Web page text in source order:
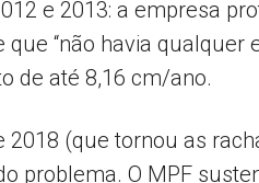
e 2013: a empresa
“não havia
de até 8,16 cm/ano.
(que tornou as
problema. O MPF